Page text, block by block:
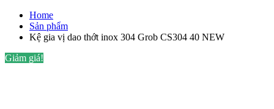
Home
Sản phẩm
Kệ gia vị dao thớt inox 304 Grob CS304 40 NEW
Giảm giá!